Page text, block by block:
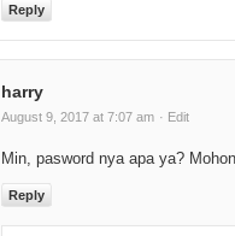
Reply
harry
August 9, 2017 at 7:07 am · Edit
Min, pasword nya apa ya? Mohon
Reply